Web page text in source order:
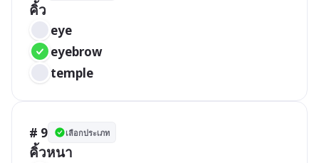
คิ้ว
eye
eyebrow
temple
# 9 เลือกประเภท
คิ้วหนา